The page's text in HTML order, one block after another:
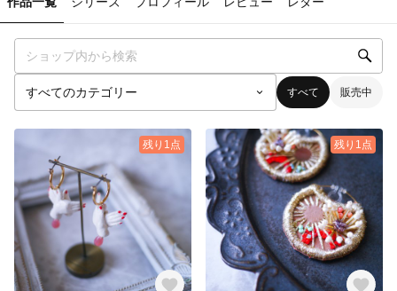
すべて 販売中
残り1点 残り1点